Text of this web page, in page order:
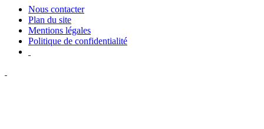
Nous contacter
Plan du site
Mentions légales
Politique de confidentialité